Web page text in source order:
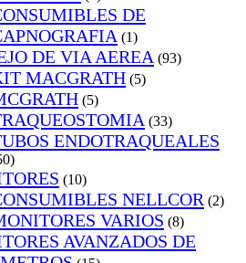
DE
(1)
DE VIA AEREA (93)
MACGRATH (5)
(5)
(33)
ENDOTRAQUEALES
(10)
NELLCOR (2)
VARIOS (8)
AVANZADOS DE